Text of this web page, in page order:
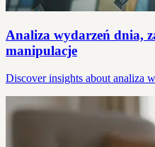
Analiza wydarzeń dnia,
manipulacje
Discover insights about analiza